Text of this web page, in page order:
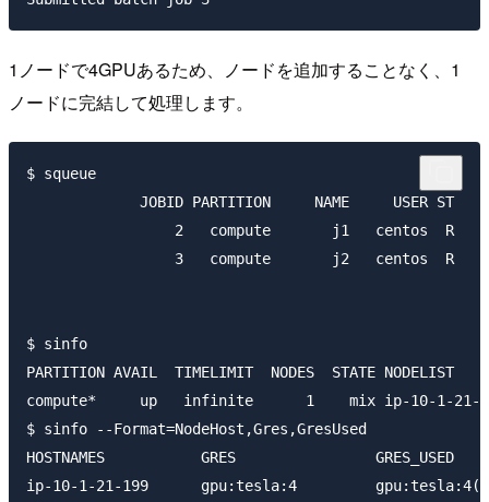
1ノードで4GPUあるため、ノードを追加することなく、1
ノードに完結して処理します。
$ squeue
JOBID PARTITION     NAME     USER ST
2   compute       j1   centos  R
3   compute       j2   centos  R
$ sinfo
PARTITION AVAIL  TIMELIMIT  NODES  STATE NODELIST
compute*     up   infinite      1    mix ip-10-1-21-
$ sinfo --Format=NodeHost,Gres,GresUsed
HOSTNAMES           GRES                GRES_USED